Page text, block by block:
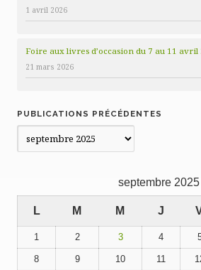
1 avril 2026
Foire aux livres d’occasion du 7 au 11 avril
21 mars 2026
PUBLICATIONS PRÉCÉDENTES
Publications
précédentes
septembre 2025
L M M J
1 2 3 4
8 9 10 11